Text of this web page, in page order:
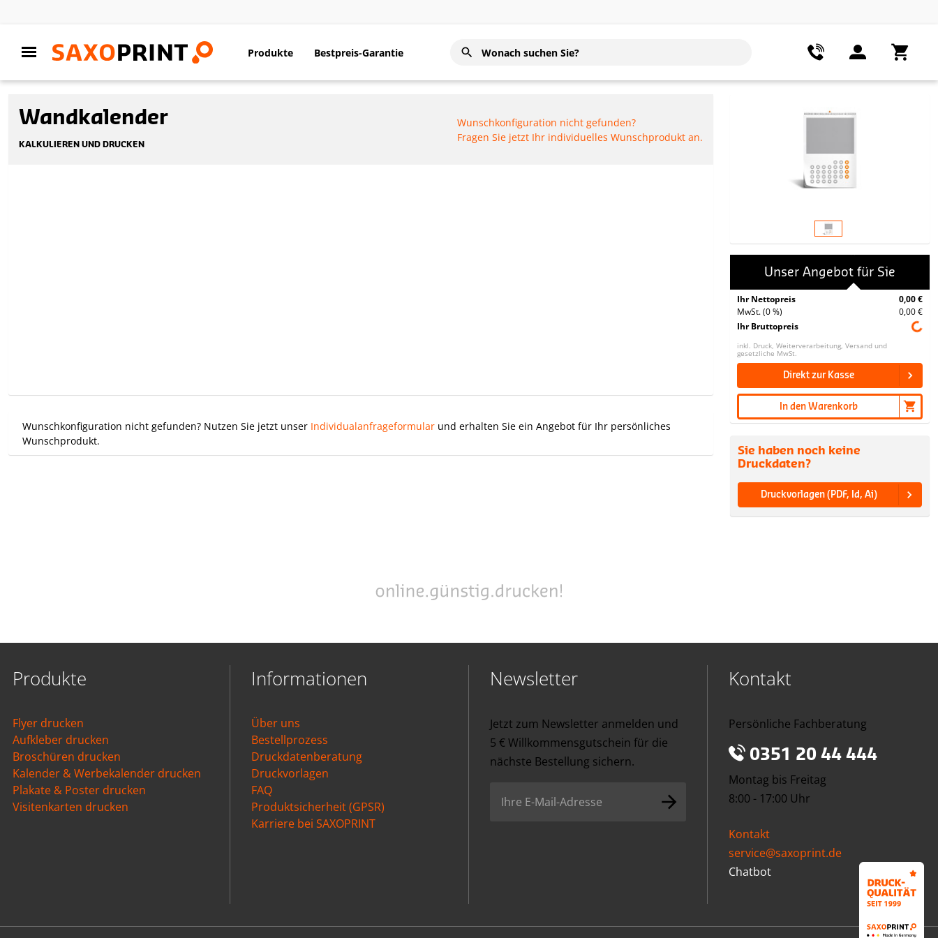
Produkte Bestpreis-Garantie
Wandkalender
KALKULIEREN UND DRUCKEN
Wunschkonfiguration nicht gefunden?
Fragen Sie jetzt Ihr individuelles Wunschprodukt an.
Wunschkonfiguration nicht gefunden? Nutzen Sie jetzt unser Individualanfrageformular und erhalten Sie ein Angebot für Ihr persönliches
Wunschprodukt.
Unser Angebot für Sie
Ihr Nettopreis
0,00 €
MwSt. (0 %)
0,00 €
Ihr Bruttopreis
inkl. Druck, Weiterverarbeitung, Versand und
gesetzliche MwSt.
Direkt zur Kasse
In den Warenkorb
Sie haben noch keine
Druckdaten?
Druckvorlagen (PDF, Id, Ai)
Produkte
Flyer drucken
Aufkleber drucken
Broschüren drucken
Kalender & Werbekalender drucken
Plakate & Poster drucken
Visitenkarten drucken
Informationen
Über uns
Bestellprozess
Druckdatenberatung
Druckvorlagen
FAQ
Produktsicherheit (GPSR)
Karriere bei SAXOPRINT
Newsletter
Jetzt zum Newsletter anmelden und
5 € Willkommensgutschein für die
nächste Bestellung sichern.
Kontakt
Persönliche Fachberatung
0351 20 44 444
Montag bis Freitag
8:00 - 17:00 Uhr
Kontakt
service@saxoprint.de
Chatbot